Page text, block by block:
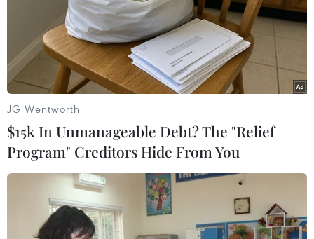
Người dân nên tỉnh táo khi tiếp nhận
thông tin về virus corona mới
JG Wentworth
$15k In Unmanageable Debt? The "Relief
Program" Creditors Hide From You